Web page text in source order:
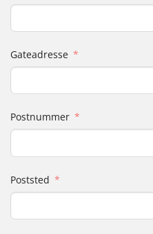
Gateadresse
Postnummer
Poststed